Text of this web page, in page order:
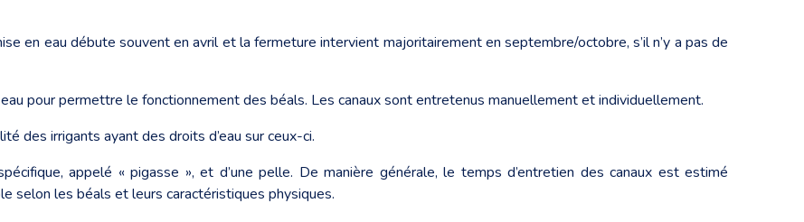
en eau débute souvent en avril et la fermeture intervient majoritairement en septembre/octobre, s’il n’y a pas de
pour permettre le fonctionnement des béals. Les canaux sont entretenus manuellement et individuellement.
des irrigants ayant des droits d’eau sur ceux-ci.
appelé « pigasse », et d’une pelle. De manière générale, le temps d’entretien des canaux est estimé
selon les béals et leurs caractéristiques physiques.